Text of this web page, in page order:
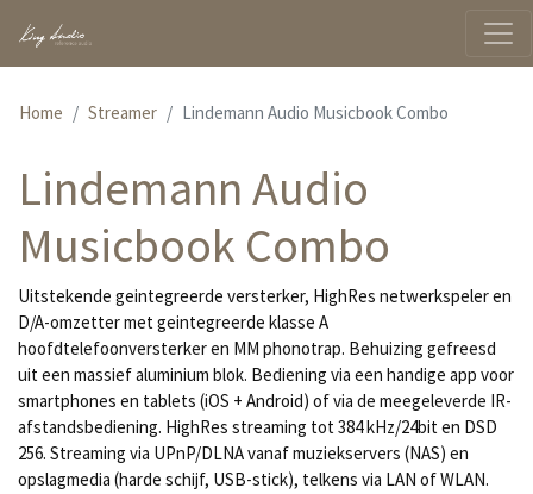
Home Streamer Lindemann Audio Musicbook Combo
Lindemann Audio
Musicbook Combo
Uitstekende geintegreerde versterker, HighRes netwerkspeler en
D/A-omzetter met geintegreerde klasse A
hoofdtelefoonversterker en MM phonotrap. Behuizing gefreesd
uit een massief aluminium blok. Bediening via een handige app voor
smartphones en tablets (iOS + Android) of via de meegeleverde IR-
afstandsbediening. HighRes streaming tot 384 kHz/24bit en DSD
256. Streaming via UPnP/DLNA vanaf muziekservers (NAS) en
opslagmedia (harde schijf, USB-stick), telkens via LAN of WLAN.